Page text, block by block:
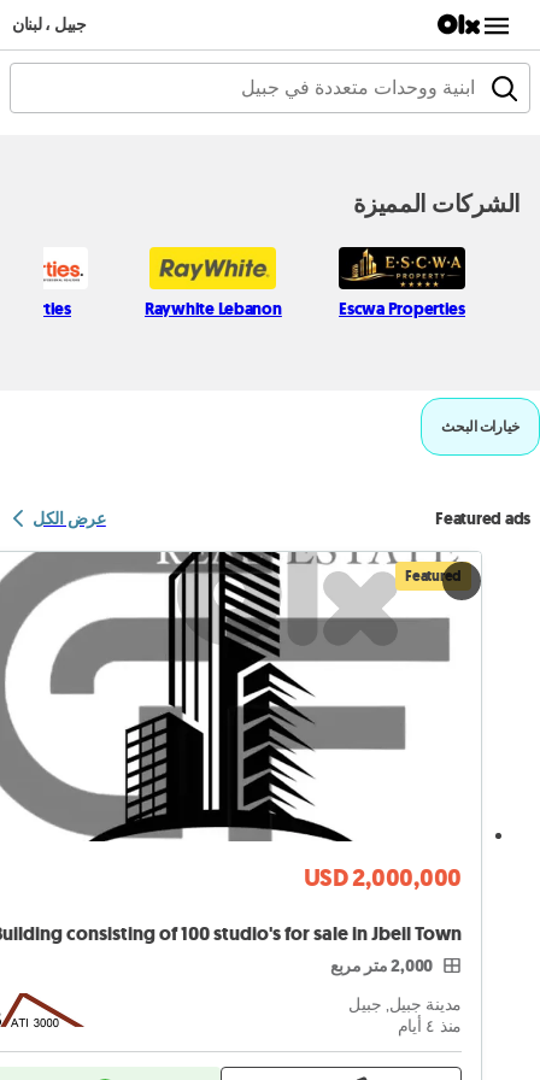
جبيل ، لبنان
الشركات المميزة
Escwa Properties
Raywhite Lebanon
خيارات البحث
Featured ads عرض الكل
Featured
USD 2,000,000
consisting of 100 studio's for sale in Jbeil Town
2,000 متر مربع
مدينة جبيل, جبيل
منذ ٤ أيام